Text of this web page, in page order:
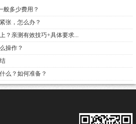
般多少费用？
张，怎么办？
？亲测有效技巧+具体要求...
操作？
么？如何准备？